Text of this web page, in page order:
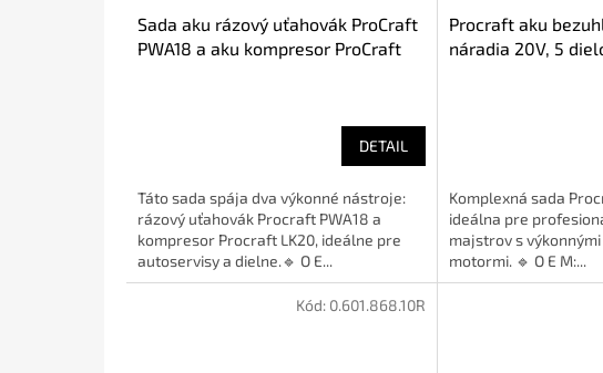
Sada aku rázový uťahovák ProCraft
PWA18 a aku kompresor ProCraft
DETAIL
Táto sada spája dva výkonné nástroje:
rázový uťahovák Procraft PWA18 a
kompresor Procraft LK20, ideálne pre
autoservisy a dielne.🔹 O E...
Procraft aku
náradia 20V, 5
Komplexná sada
ideálna pre
majstrov s
motormi. 🔹 O E M:...
Kód: 0.601.868.10R